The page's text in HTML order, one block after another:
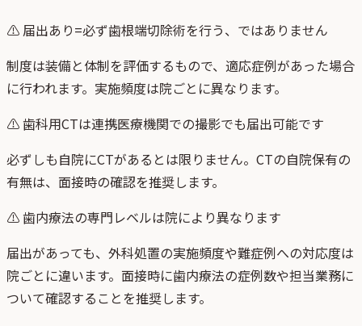
⚠ 届出あり=必ず歯根端切除術を行う、ではありません
制度は装備と体制を評価するもので、適応症例があった場合
に行われます。実施頻度は院ごとに異なります。
⚠歯科用CTは連携医療機関での撮影でも届出可能です
必ずしも自院にCTがあるとは限りません。CTの自院保有の
有無は、面接時の確認を推奨します。
⚠歯内療法の専門レベルは院により異なります
届出があっても、外科処置の実施頻度や難症例への対応度は
院ごとに違います。面接時に歯内療法の症例数や担当業務に
ついて確認することを推奨します。